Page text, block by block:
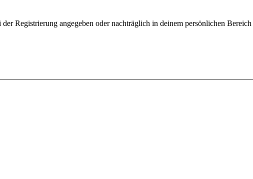
Registrierung angegeben oder nachträglich in deinem persönlichen Bereich